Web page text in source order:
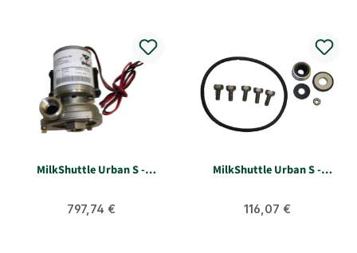
MilkShuttle Urban S -
Regulärer Preis:
797,74 €
MilkShuttle Urban S -
Regulärer Preis:
116,07 €